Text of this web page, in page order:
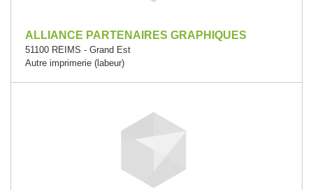
ALLIANCE PARTENAIRES GRAPHIQUES
51100 REIMS - Grand Est
Autre imprimerie (labeur)